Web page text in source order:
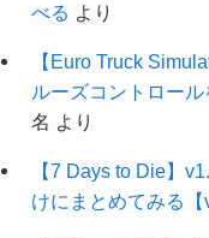
べる より
【Euro Truck
ルーズコントロール
名 より
【7 Days to Die】
けにまとめてみる【